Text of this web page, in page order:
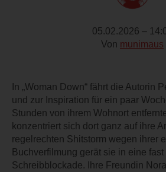
05.02.2026 –
Von munimaus
In „Woman Down“ fährt die Autorin
und zur Inspiration für ein paar
Stunden von ihrem Wohnort
konzentriert sich dort ganz auf ihre
regelrechten Shitstorm wegen ihrer
Buchverfilmung gerät sie in eine
Schreibblockade. Ihre Freundin